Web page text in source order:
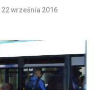
22 września 2016